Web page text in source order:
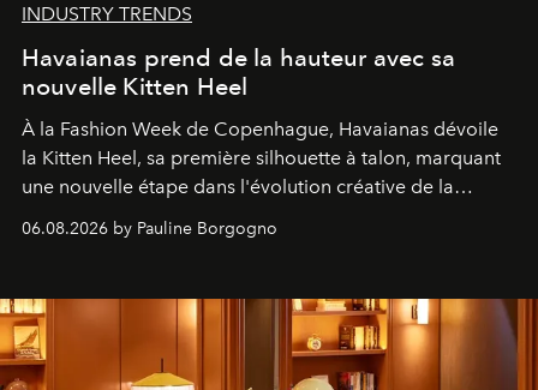
INDUSTRY TRENDS
Havaianas prend de la hauteur avec sa
nouvelle Kitten Heel
À la Fashion Week de Copenhague, Havaianas dévoile
la Kitten Heel, sa première silhouette à talon, marquant
une nouvelle étape dans l'évolution créative de la
06.08.2026 by Pauline Borgogno